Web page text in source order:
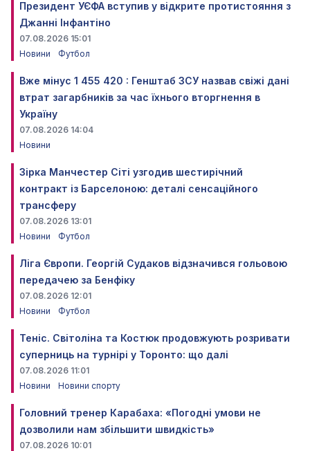
Президент УЄФА вступив у відкрите протистояння з
Джанні Інфантіно
07.08.2026 15:01
Новини
Футбол
Вже мінус 1 455 420 : Генштаб ЗСУ назвав свіжі дані
втрат загарбників за час їхнього вторгнення в
Україну
07.08.2026 14:04
Новини
Зірка Манчестер Сіті узгодив шестирічний
контракт із Барселоною: деталі сенсаційного
трансферу
07.08.2026 13:01
Новини
Футбол
Ліга Європи. Георгій Судаков відзначився гольовою
передачею за Бенфіку
07.08.2026 12:01
Новини
Футбол
Теніс. Світоліна та Костюк продовжують розривати
суперниць на турнірі у Торонто: що далі
07.08.2026 11:01
Новини
Новини спорту
Головний тренер Карабаха: «Погодні умови не
дозволили нам збільшити швидкість»
07.08.2026 10:01